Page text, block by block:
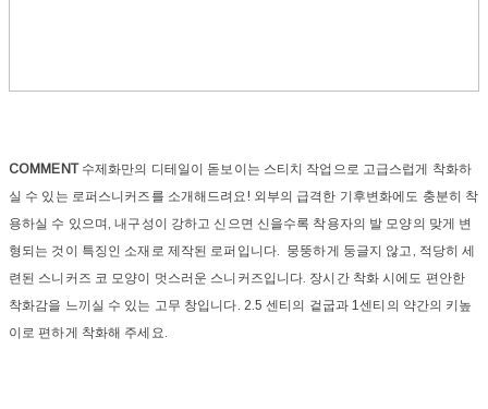
COMMENT 수제화만의 디테일이 돋보이는 스티치 작업으로 고급스럽게 착화하
실 수 있는 로퍼스니커즈를 소개해드려요! 외부의 급격한 기후변화에도 충분히 착
용하실 수 있으며, 내구성이 강하고 신으면 신을수록 착용자의 발 모양의 맞게 변
형되는 것이 특징인 소재로 제작된 로퍼입니다. 뭉뚱하게 둥글지 않고, 적당히 세
련된 스니커즈 코 모양이 멋스러운 스니커즈입니다. 장시간 착화 시에도 편안한
착화감을 느끼실 수 있는 고무 창입니다. 2.5 센티의 겉굽과 1센티의 약간의 키높
이로 편하게 착화해 주세요.